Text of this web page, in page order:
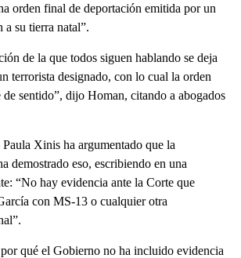
orden final de deportación emitida por un
su tierra natal”.
de la que todos siguen hablando se deja
terrorista designado, con lo cual la orden
de sentido”, dijo Homan, citando a abogados
Xinis ha argumentado que la
demostrado eso, escribiendo en una
“No hay evidencia ante la Corte que
con MS-13 o cualquier otra
qué el Gobierno no ha incluido evidencia